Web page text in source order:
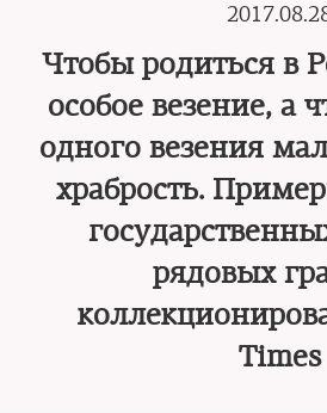
Чтобы родиться в
особое везение, а
одного везения
храбрость.
рядовых
Times